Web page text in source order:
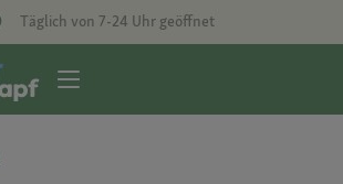
Täglich von 7-24 Uhr geöffnet